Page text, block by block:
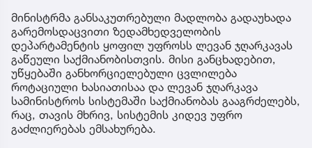
მინისტრმა განსაკუთრებული მადლობა გადაუხადა
გარემოსდაცვითი ზედამხედველობის
დეპარტამენტის ყოფილ უფროსს ლევან ჯღარკავას
გაწეული საქმიანობისთვის. მისი განცხადებით,
უწყებაში განხორციელებული ცვლილება
როტაციული ხასიათისაა და ლევან ჯღარკავა
სამინისტროს სისტემაში საქმიანობას გააგრძელებს,
რაც, თავის მხრივ, სისტემის კიდევ უფრო
გაძლიერებას ემსახურება.